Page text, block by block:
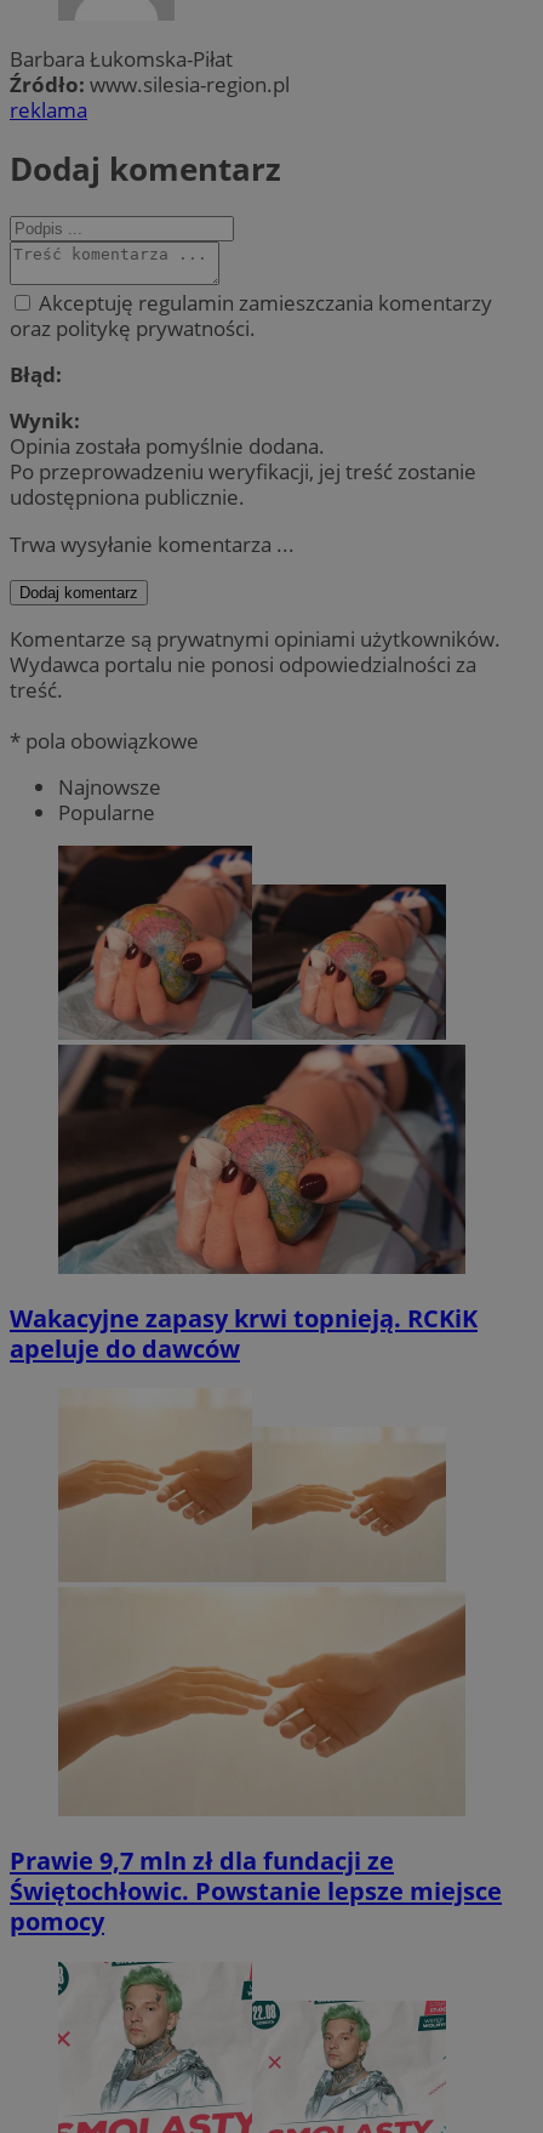
Barbara Łukomska-Piłat
Źródło: www.silesia-region.pl
reklama
Dodaj komentarz
Akceptuję regulamin zamieszczania komentarzy
oraz politykę prywatności.
Błąd:
Wynik:
Opinia została pomyślnie dodana.
Po przeprowadzeniu weryfikacji, jej treść zostanie
udostępniona publicznie.
Trwa wysyłanie komentarza ...
Dodaj komentarz
Komentarze są prywatnymi opiniami użytkowników.
Wydawca portalu nie ponosi odpowiedzialności za
treść.
* pola obowiązkowe
Najnowsze
Popularne
Wakacyjne zapasy krwi topnieją. RCKiK
apeluje do dawców
Prawie 9,7 mln zł dla fundacji ze
Świętochłowic. Powstanie lepsze miejsce
pomocy